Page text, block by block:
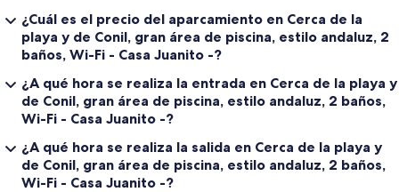
¿Cuál es el precio del aparcamiento en Cerca de la
playa y de Conil, gran área de piscina, estilo andaluz, 2
baños, Wi-Fi - Casa Juanito -?
¿A qué hora se realiza la entrada en Cerca de la playa y
de Conil, gran área de piscina, estilo andaluz, 2 baños,
Wi-Fi - Casa Juanito -?
¿A qué hora se realiza la salida en Cerca de la playa y
de Conil, gran área de piscina, estilo andaluz, 2 baños,
Wi-Fi - Casa Juanito -?